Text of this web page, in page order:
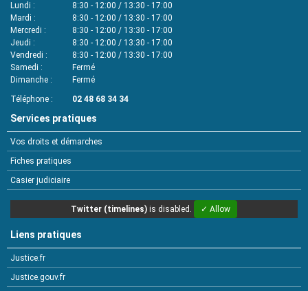
Lundi
8:30 - 12:00 / 13:30 - 17:00
Mardi
8:30 - 12:00 / 13:30 - 17:00
Mercredi
8:30 - 12:00 / 13:30 - 17:00
Jeudi
8:30 - 12:00 / 13:30 - 17:00
Vendredi
8:30 - 12:00 / 13:30 - 17:00
Samedi
Fermé
Dimanche
Fermé
Téléphone
02 48 68 34 34
Services pratiques
Vos droits et démarches
Fiches pratiques
Casier judiciaire
Twitter (timelines) is disabled. ✓ Allow
Liens pratiques
Justice.fr
Justice.gouv.fr